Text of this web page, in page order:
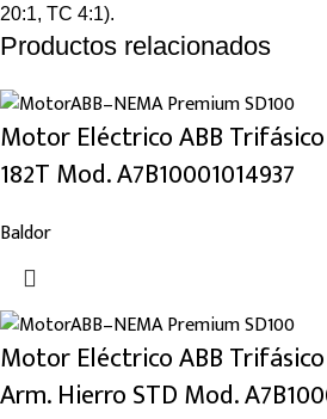
20:1, TC 4:1).
Productos relacionados
Motor Eléctrico ABB Trifásico
182T Mod. A7B10001014937
Baldor
Motor Eléctrico ABB Trifásico
Arm. Hierro STD Mod.